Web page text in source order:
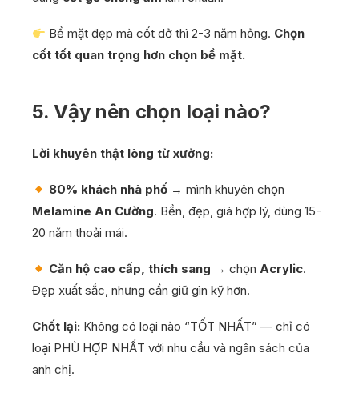
Bề mặt đẹp mà cốt dở thì 2-3 năm hỏng. Chọn
cốt tốt quan trọng hơn chọn bề mặt.
5. Vậy nên chọn loại nào?
Lời khuyên thật lòng từ xưởng:
80% khách nhà phố → mình khuyên chọn
Melamine An Cường. Bền, đẹp, giá hợp lý, dùng 15-
20 năm thoải mái.
Căn hộ cao cấp, thích sang → chọnAcrylic.
Đẹp xuất sắc, nhưng cần giữ gìn kỹ hơn.
Chốt lại: Không có loại nào “TỐT NHẤT” — chỉ có
loại PHÙ HỢP NHẤT với nhu cầu và ngân sách của
anh chị.